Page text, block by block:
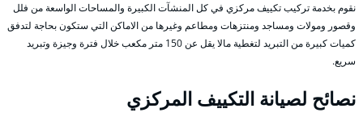
نقوم بخدمة تركيب تكييف مركزي في كل المنشآت الكبيرة والمساحات الواسعة من فلل
وقصور ومولات ومساجد ومنتزهات ومطاعم وغيرها من الاماكن التي ستكون بحاجة لتدفق
كميات كبيرة من التبريد لتغطية مالا يقل عن 150 متر مكعب خلال فترة وجيزة وتبريد
سريع.
نصائح لصيانة التكييف المركزي